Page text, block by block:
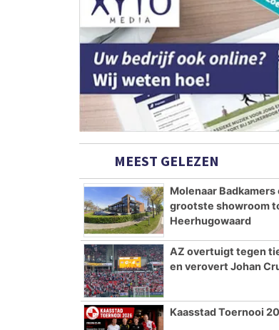
MEEST GELEZEN
Molenaar Badkamers
grootste showroom
Heerhugowaard
AZ overtuigt tegen
en verovert Johan
Kaasstad Toernooi